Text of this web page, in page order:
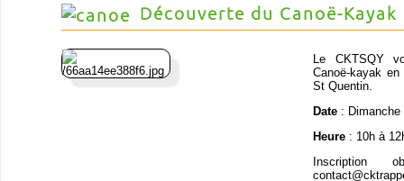
Découverte du Canoë-Kayak
Le CKTSQY
Canoë-kayak
St Quentin.
Date :
Heure : 10h à
Inscription